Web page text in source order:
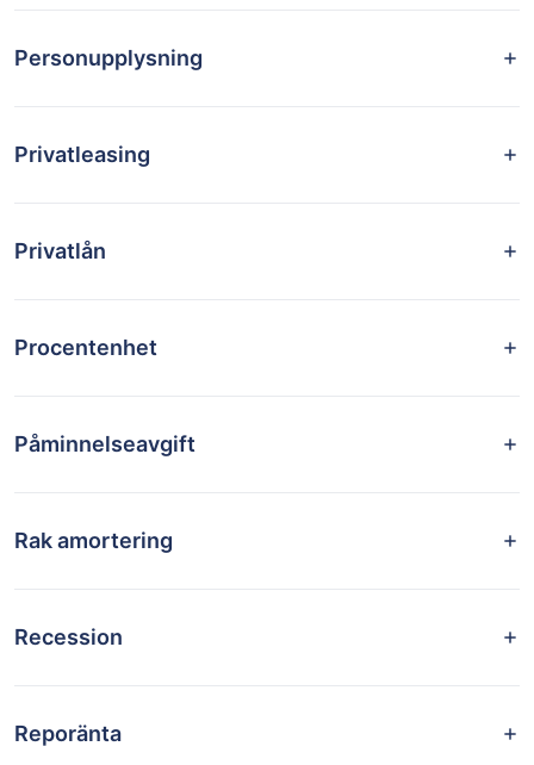
Personupplysning
Privatleasing
Privatlån
Procentenhet
Påminnelseavgift
Rak amortering
Recession
Reporänta